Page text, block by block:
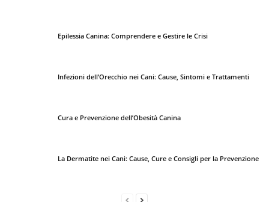
Epilessia Canina: Comprendere e Gestire le Crisi
Infezioni dell’Orecchio nei Cani: Cause, Sintomi e Trattamenti
Cura e Prevenzione dell’Obesità Canina
La Dermatite nei Cani: Cause, Cure e Consigli per la Prevenzione